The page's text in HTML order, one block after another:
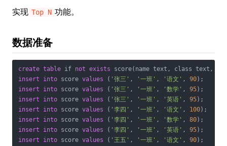
实现 Top N 功能。
数据准备
create table if not exists score(name text, class text,
insert
into score values ( '张三' , '一班' , '语文' , 90
insert
into score values ( '张三' , '一班' , '数学' , 95
insert
into score values ( '张三' , '一班' , '英语' , 95
insert
into score values ( '李四' , '一班' , '语文' , 100
insert
into score values ( '李四' , '一班' , '数学' , 80
insert
into score values ( '李四' , '一班' , '英语' , 95
insert
into score values ( '王五' , '一班' , '语文' , 90